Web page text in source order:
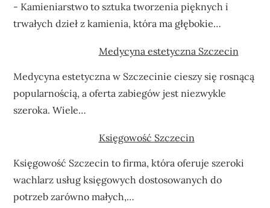
- Kamieniarstwo to sztuka tworzenia pięknych i
trwałych dzieł z kamienia, która ma głębokie…
Medycyna estetyczna Szczecin
Medycyna estetyczna w Szczecinie cieszy się rosnącą
popularnością, a oferta zabiegów jest niezwykle
szeroka. Wiele…
Księgowość Szczecin
Księgowość Szczecin to firma, która oferuje szeroki
wachlarz usług księgowych dostosowanych do
potrzeb zarówno małych,…